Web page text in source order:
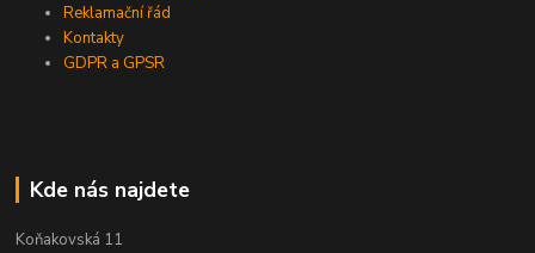
Reklamační řád
Kontakty
GDPR a GPSR
Kde nás najdete
Koňakovská 11